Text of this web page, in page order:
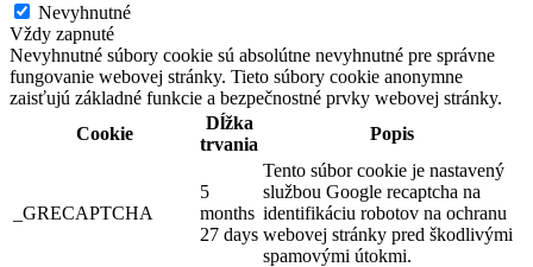
Nevyhnutné
Vždy zapnuté
Nevyhnutné súbory cookie sú absolútne nevyhnutné pre správne
fungovanie webovej stránky. Tieto súbory cookie anonymne
zaisťujú základné funkcie a bezpečnostné prvky webovej stránky.
Cookie
Dĺžka
trvania
Popis
_GRECAPTCHA
5
months
27 days
Tento súbor cookie je nastavený
službou Google recaptcha na
identifikáciu robotov na ochranu
webovej stránky pred škodlivými
spamovými útokmi.